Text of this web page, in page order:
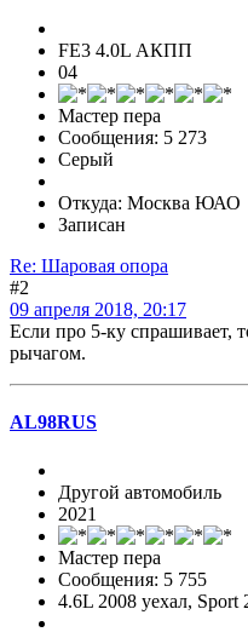
FE3 4.0L АКПП
04
Мастер пера
Сообщения: 5 273
Серый
Откуда: Москва ЮАО
Записан
Re: Шаровая опора
#2
09 апреля 2018, 20:17
Если про 5-ку спрашивает,
рычагом.
AL98RUS
Другой автомобиль
2021
Мастер пера
Сообщения: 5 755
4.6L 2008 уехал,